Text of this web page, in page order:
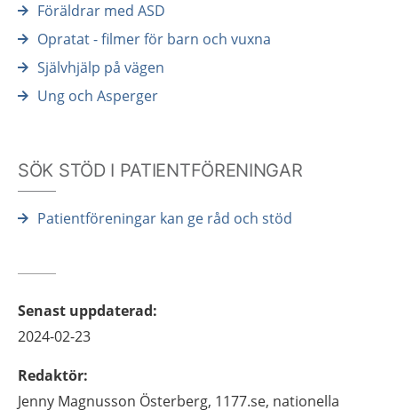
Föräldrar med ASD
Opratat - filmer för barn och vuxna
Självhjälp på vägen
Ung och Asperger
SÖK STÖD I PATIENTFÖRENINGAR
Patientföreningar kan ge råd och stöd
Senast uppdaterad:
2024-02-23
Redaktör:
Jenny Magnusson Österberg, 1177.se, nationella